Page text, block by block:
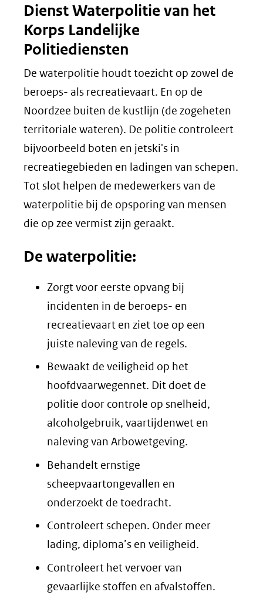
Dienst Waterpolitie van het
Korps Landelijke
Politiediensten
De waterpolitie houdt toezicht op zowel de
beroeps- als recreatievaart. En op de
Noordzee buiten de kustlijn (de zogeheten
territoriale wateren). De politie controleert
bijvoorbeeld boten en jetski's in
recreatiegebieden en ladingen van schepen.
Tot slot helpen de medewerkers van de
waterpolitie bij de opsporing van mensen
die op zee vermist zijn geraakt.
De waterpolitie:
Zorgt voor eerste opvang bij
incidenten in de beroeps- en
recreatievaart en ziet toe op een
juiste naleving van de regels.
Bewaakt de veiligheid op het
hoofdvaarwegennet. Dit doet de
politie door controle op snelheid,
alcoholgebruik, vaartijdenwet en
naleving van Arbowetgeving.
Behandelt ernstige
scheepvaartongevallen en
onderzoekt de toedracht.
Controleert schepen. Onder meer
lading, diploma’s en veiligheid.
Controleert het vervoer van
gevaarlijke stoffen en afvalstoffen.